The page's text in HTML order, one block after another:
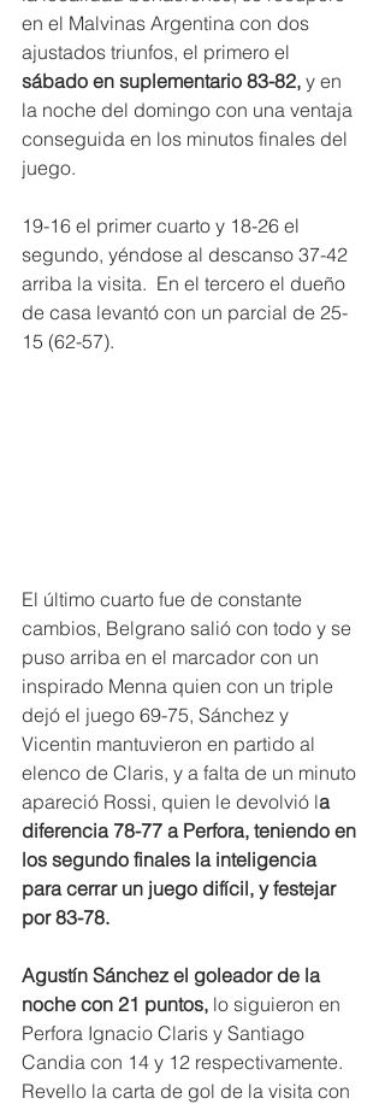
en el Malvinas Argentina con dos
ajustados triunfos, el primero el
sábado en suplementario 83-82, y en
la noche del domingo con una ventaja
conseguida en los minutos finales del
juego.
19-16 el primer cuarto y 18-26 el
segundo, yéndose al descanso 37-42
arriba la visita.  En el tercero el dueño
de casa levantó con un parcial de 25-
15 (62-57).
El último cuarto fue de constante
cambios, Belgrano salió con todo y se
puso arriba en el marcador con un
inspirado Menna quien con un triple
dejó el juego 69-75, Sánchez y
Vicentin mantuvieron en partido al
elenco de Claris, y a falta de un minuto
apareció Rossi, quien le devolvió la
diferencia 78-77 a Perfora, teniendo en
los segundo finales la inteligencia
para cerrar un juego difícil, y festejar
por 83-78.
Agustín Sánchez el goleador de la
noche con 21 puntos, lo siguieron en
Perfora Ignacio Claris y Santiago
Candia con 14 y 12 respectivamente.
Revello la carta de gol de la visita con